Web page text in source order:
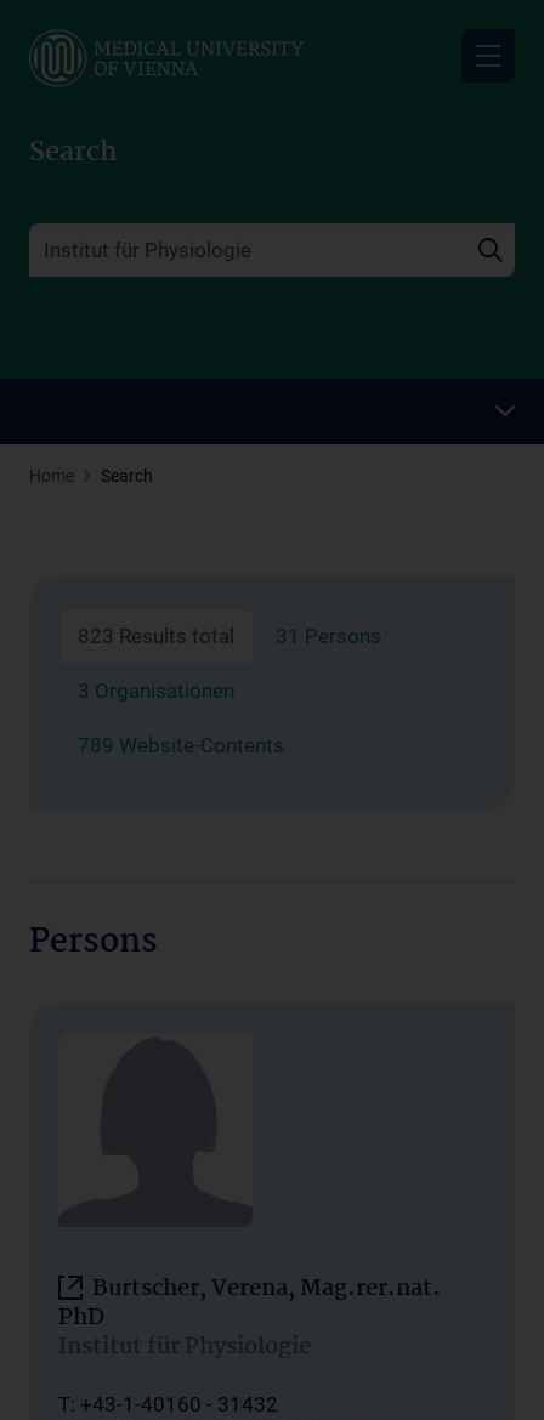
main
Search
Home Search
823 Results total 31 Persons
3 Organisationen
789 Website-Contents
Persons
Burtscher, Verena, Mag.rer.nat.
PhD
Institut für Physiologie
T: +43-1-40160 - 31432